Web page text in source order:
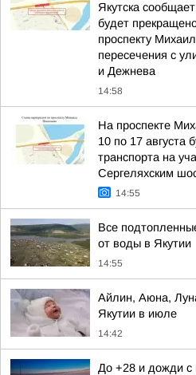
Якутска
будет
проспекту
пересечения с
и Дежнева
14:58
На проспекте
10 по 17 августа
транспорта на
Сергеляхским
14:55
Все
от воды в Якутии
14:55
Айлин, Аюна,
Якутии в июле
14:42
До +28 и дожди с